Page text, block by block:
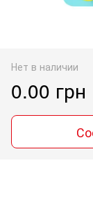
Нет в наличии
0.00 грн